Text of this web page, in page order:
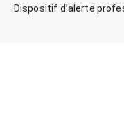
Dispositif d’alerte